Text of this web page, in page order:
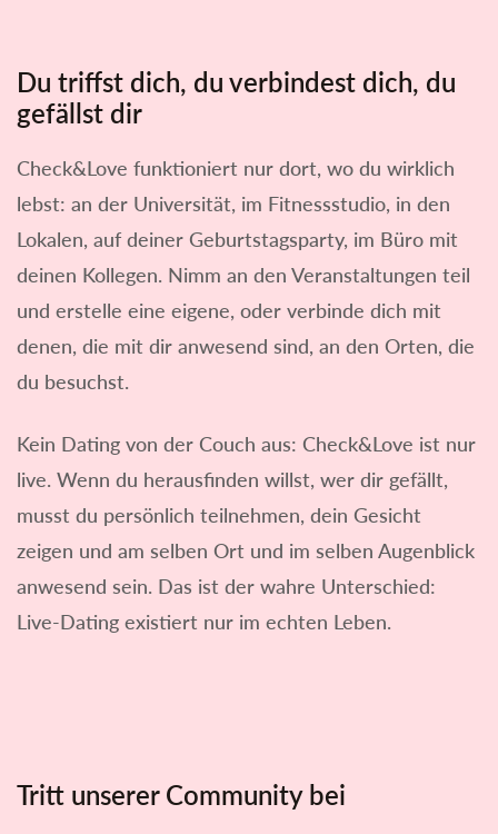
Du triffst dich, du verbindest dich, du
gefällst dir
Check&Love funktioniert nur dort, wo du wirklich
lebst: an der Universität, im Fitnessstudio, in den
Lokalen, auf deiner Geburtstagsparty, im Büro mit
deinen Kollegen. Nimm an den Veranstaltungen teil
und erstelle eine eigene, oder verbinde dich mit
denen, die mit dir anwesend sind, an den Orten, die
du besuchst.
Kein Dating von der Couch aus: Check&Love ist nur
live. Wenn du herausfinden willst, wer dir gefällt,
musst du persönlich teilnehmen, dein Gesicht
zeigen und am selben Ort und im selben Augenblick
anwesend sein. Das ist der wahre Unterschied:
Live-Dating existiert nur im echten Leben.
Tritt unserer Community bei